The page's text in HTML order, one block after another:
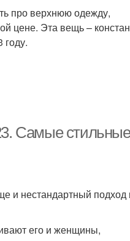
про верхнюю одежду,
цене. Эта вещь –
Самые стильные
и нестандартный подход
его и женщины,